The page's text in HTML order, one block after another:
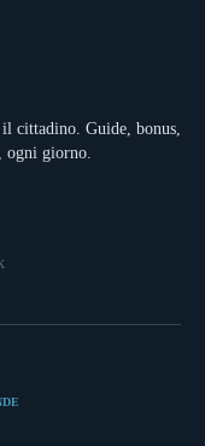
cittadino. Guide, bonus,
ogni giorno.